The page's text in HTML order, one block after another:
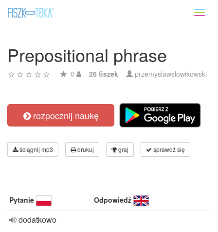
Prepositional phrase
0 26 fiszek przemyslawslowikowski
rozpocznij naukę
ściągnij mp3 drukuj graj sprawdź się
Pytanie Odpowiedź
dodatkowo